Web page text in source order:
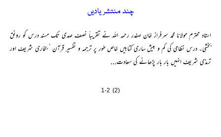
چند منتشر یادیں
استاد محترم مولانا محمد سرفراز خان صفدر رحمہ اللہ نے تقریباً نصف صدی تک مسند درس کو رونق
بخشی۔ درس نظامی کی کم و بیش ساری کتابیں خاص طور پر ترجمہ و تفسیر قرآن ‘ بخاری شریف اور
ترمذی شریف انہیں بار بار پڑھانے کی سعادت...
1-2 (2)